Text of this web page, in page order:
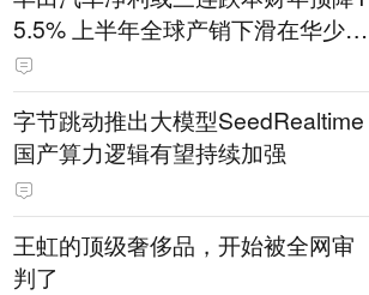
5.5% 上半年全球产销下滑在华少卖
14.3万辆
字节跳动推出大模型SeedRealtime
国产算力逻辑有望持续加强
王虹的顶级奢侈品，开始被全网审
判了